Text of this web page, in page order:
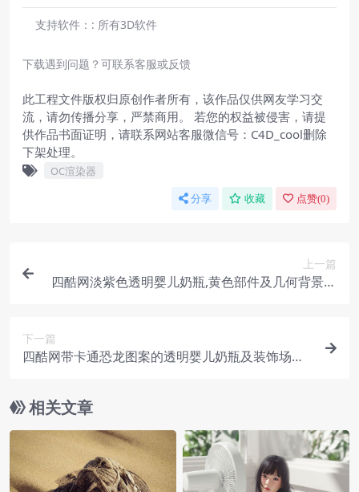
支持软件：: 所有3D软件
下载遇到问题？可联系客服或反馈
此工程文件版权归原创作者所有，该作品仅供网友学习交
流，请勿传播分享，严禁商用。 若您的权益被侵害，请提
供作品书面证明，请联系网站客服微信号：C4D_cool删除
下架处理。
OC渲染器
分享 收藏 点赞(0)
上一篇
四酷网淡紫色透明婴儿奶瓶,黄色部件及几何背景模
下一篇
四酷网带卡通恐龙图案的透明婴儿奶瓶及装饰场景
相关文章